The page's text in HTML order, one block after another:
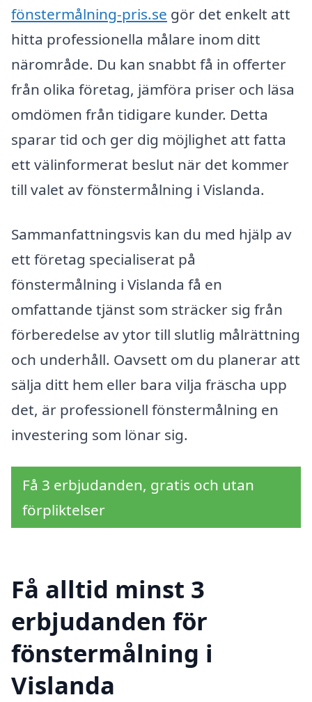
fönstermålning-pris.se gör det enkelt att
hitta professionella målare inom ditt
närområde. Du kan snabbt få in offerter
från olika företag, jämföra priser och läsa
omdömen från tidigare kunder. Detta
sparar tid och ger dig möjlighet att fatta
ett välinformerat beslut när det kommer
till valet av fönstermålning i Vislanda.
Sammanfattningsvis kan du med hjälp av
ett företag specialiserat på
fönstermålning i Vislanda få en
omfattande tjänst som sträcker sig från
förberedelse av ytor till slutlig målrättning
och underhåll. Oavsett om du planerar att
sälja ditt hem eller bara vilja fräscha upp
det, är professionell fönstermålning en
investering som lönar sig.
Få 3 erbjudanden, gratis och utan
förpliktelser
Få alltid minst 3
erbjudanden för
fönstermålning i
Vislanda